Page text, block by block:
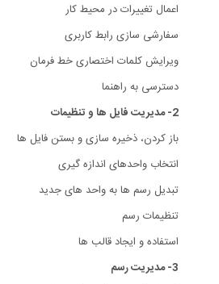
اعمال تغییرات در محیط کار
سفارشی سازی رابط کاربری
ویرایش کلمات اختصاری خط فرمان
دسترسی به راهنما
2- مدیریت فایل ها و تنظیمات
باز کردن، ذخیره سازی و بستن فایل ها
انتخاب واحدهای اندازه گیری
تبدیل رسم ها به واحد های جدید
تنظیمات رسم
استفاده و ایجاد قالب ها
3- مدیریت رسم